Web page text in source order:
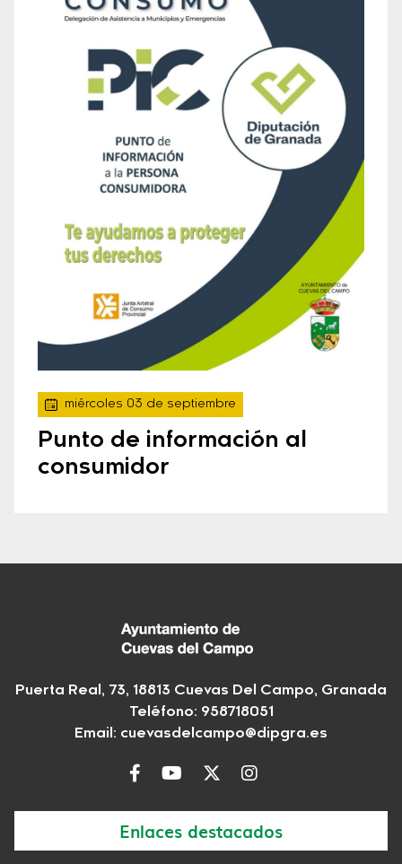
miércoles 03 de septiembre
Punto de información al
consumidor
Puerta Real, 73, 18813 Cuevas Del Campo, Granada
Teléfono: 958718051
Email: cuevasdelcampo@dipgra.es
Enlaces destacados